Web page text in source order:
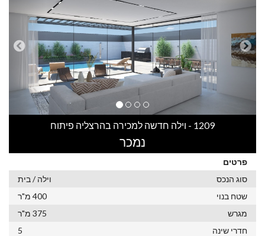
1209 - וילה חדשה למכירה בהרצליה פיתוח
נמכר
פרטים
סוג הנכס
וילה / בית
שטח בנוי
400 מ"ר
מגרש
375 מ"ר
חדרי שינה
5